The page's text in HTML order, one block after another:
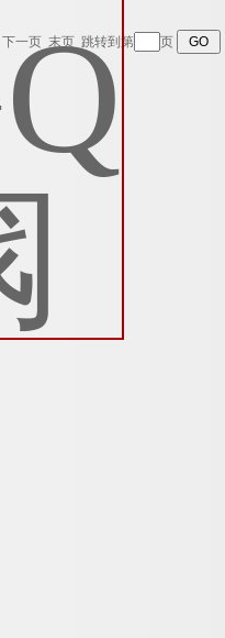
一页 末页 跳转到第 页